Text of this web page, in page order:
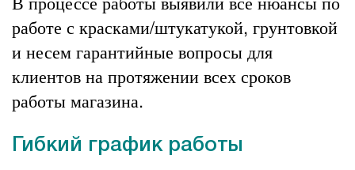
работе с красками/штукатукой, грунтовкой
и несем гарантийные вопросы для
клиентов на протяжении всех сроков
работы магазина.
Гибкий график работы